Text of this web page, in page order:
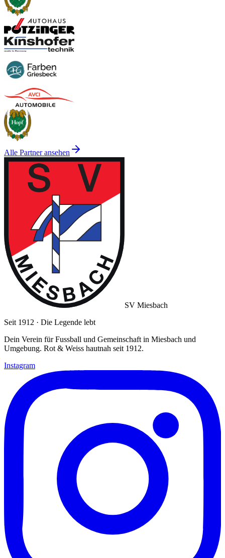
Alle Partner ansehen
SV Miesbach
Seit 1912 · Die Legende lebt
Dein Verein für Fussball und Gemeinschaft in Miesbach und
Umgebung. Rot & Weiss hautnah seit 1912.
Instagram